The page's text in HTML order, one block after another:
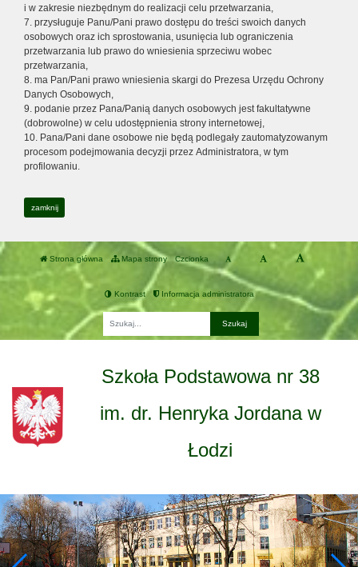
i w zakresie niezbędnym do realizacji celu przetwarzania,
7. przysługuje Panu/Pani prawo dostępu do treści swoich danych
osobowych oraz ich sprostowania, usunięcia lub ograniczenia
przetwarzania lub prawo do wniesienia sprzeciwu wobec
przetwarzania,
8. ma Pan/Pani prawo wniesienia skargi do Prezesa Urzędu Ochrony
Danych Osobowych,
9. podanie przez Pana/Panią danych osobowych jest fakultatywne
(dobrowolne) w celu udostępnienia strony internetowej,
10. Pana/Pani dane osobowe nie będą podlegały zautomatyzowanym
procesom podejmowania decyzji przez Administratora, w tym
profilowaniu.
zamknij
Strona główna Mapa strony Czcionka
Kontrast Informacja administratora
Szkoła Podstawowa nr 38
im. dr. Henryka Jordana w
Łodzi